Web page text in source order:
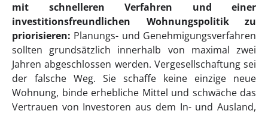
mit schnelleren Verfahren und einer
investitionsfreundlichen Wohnungspolitik zu
priorisieren: Planungs- und Genehmigungsverfahren
sollten grundsätzlich innerhalb von maximal zwei
Jahren abgeschlossen werden. Vergesellschaftung sei
der falsche Weg. Sie schaffe keine einzige neue
Wohnung, binde erhebliche Mittel und schwäche das
Vertrauen von Investoren aus dem In- und Ausland,